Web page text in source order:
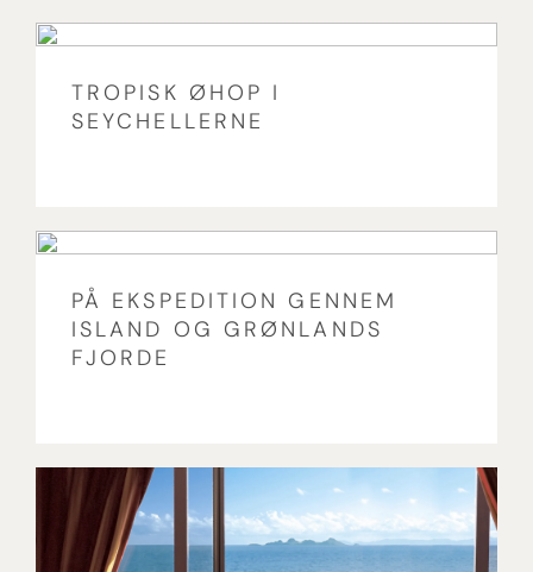
TROPISK ØHOP I
SEYCHELLERNE
PÅ EKSPEDITION GENNEM
ISLAND OG GRØNLANDS
FJORDE